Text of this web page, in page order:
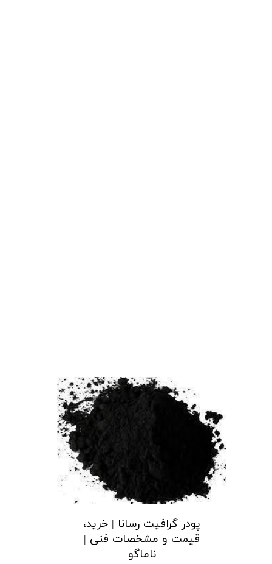
پودر گرافیت رسانا | خرید،
قیمت و مشخصات فنی |
ناماگو